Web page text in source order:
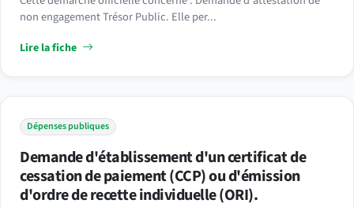
non engagement Trésor Public. Elle per...
Lire la fiche
Dépenses publiques
Demande d'établissement d'un certificat de
cessation de paiement (CCP) ou d'émission
d'ordre de recette individuelle (ORI).